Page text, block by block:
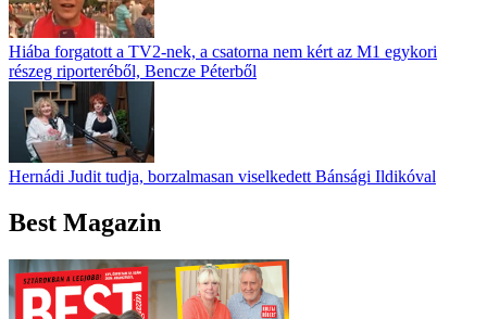
Hiába forgatott a TV2-nek, a csatorna nem kért az M1 egykori
részeg riporteréből, Bencze Péterből
Hernádi Judit tudja, borzalmasan viselkedett Bánsági Ildikóval
Best Magazin